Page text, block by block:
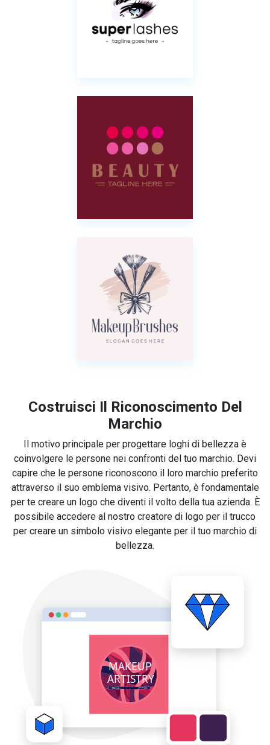
Costruisci Il Riconoscimento Del
Marchio
Il motivo principale per progettare loghi di bellezza è
coinvolgere le persone nei confronti del tuo marchio. Devi
capire che le persone riconoscono il loro marchio preferito
attraverso il suo emblema visivo. Pertanto, è fondamentale
per te creare un logo che diventi il volto della tua azienda. È
possibile accedere al nostro creatore di logo per il trucco
per creare un simbolo visivo elegante per il tuo marchio di
bellezza.